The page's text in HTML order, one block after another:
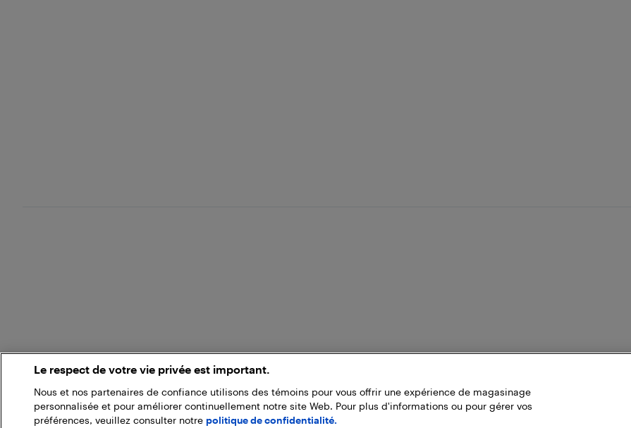
Le respect de votre vie privée est important.
Nous et nos partenaires de confiance utilisons des témoins pour vous offrir une expérience de magasinage
personnalisée et pour améliorer continuellement notre site Web. Pour plus d'informations ou pour gérer vos
préférences, veuillez consulter notre politique de confidentialité.